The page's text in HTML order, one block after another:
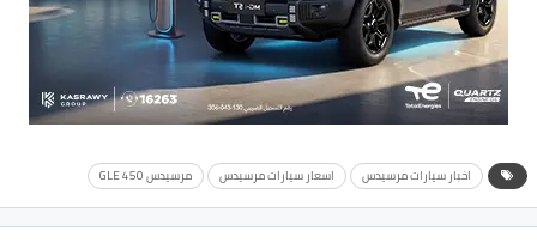
اخبار سيارات مرسيدس اسعار سيارات مرسيدس مرسيدس GLE 450